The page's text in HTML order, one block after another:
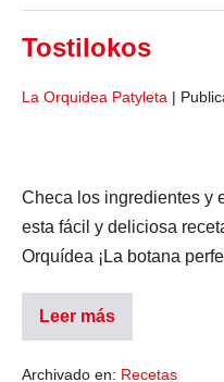
Tostilokos
La Orquidea Patyleta |
Checa los ingredientes y
esta fácil y deliciosa
Orquídea ¡La botana
Leer más
Archivado en: Recetas